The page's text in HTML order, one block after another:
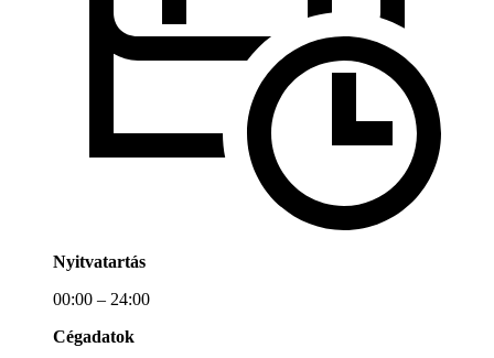
Nyitvatartás
00:00 – 24:00
Cégadatok